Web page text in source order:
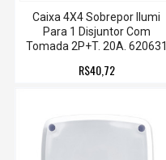
Caixa 4X4 Sobrepor Ilumi
Para 1 Disjuntor Com
Tomada 2P+T. 20A. 620631
R$40,72